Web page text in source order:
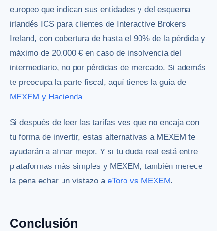
europeo que indican sus entidades y del esquema
irlandés ICS para clientes de Interactive Brokers
Ireland, con cobertura de hasta el 90% de la pérdida y
máximo de 20.000 € en caso de insolvencia del
intermediario, no por pérdidas de mercado. Si además
te preocupa la parte fiscal, aquí tienes la guía de
MEXEM y Hacienda.
Si después de leer las tarifas ves que no encaja con
tu forma de invertir, estas alternativas a MEXEM te
ayudarán a afinar mejor. Y si tu duda real está entre
plataformas más simples y MEXEM, también merece
la pena echar un vistazo a eToro vs MEXEM.
Conclusión